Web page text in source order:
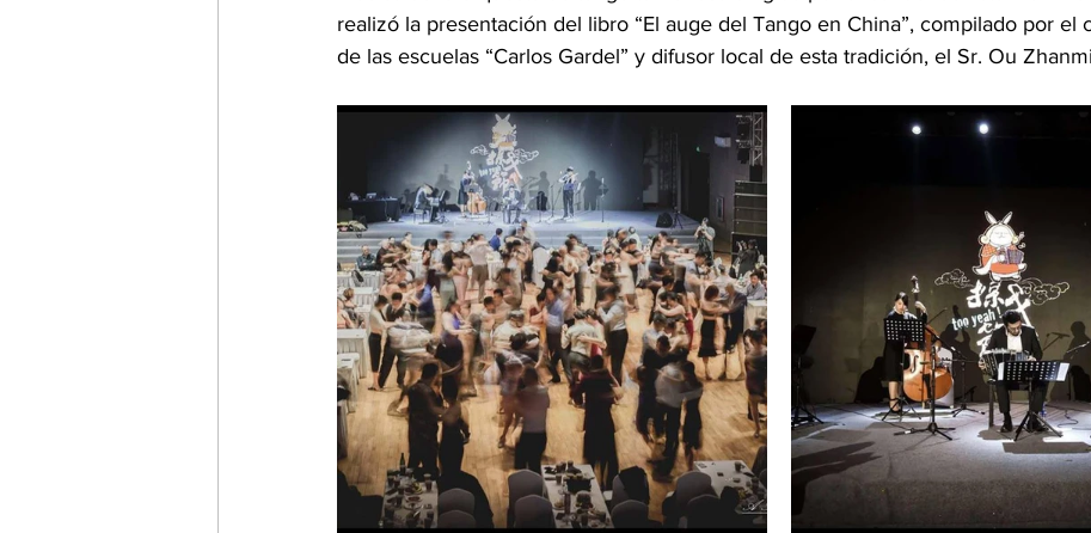
realizó la presentación del libro “El auge del Tango en China”, compilado por el
de las escuelas “Carlos Gardel” y difusor local de esta tradición, el Sr. Ou